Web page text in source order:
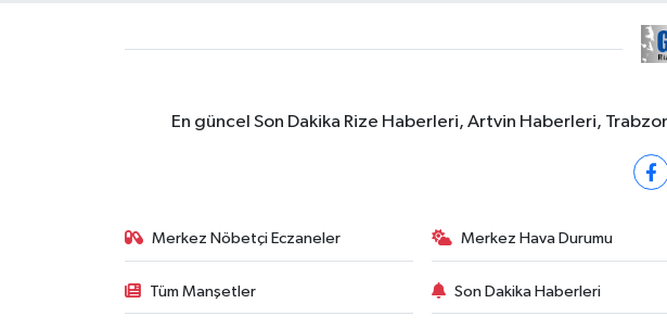
En güncel Son Dakika Rize Haberleri, Artvin Haberleri,
Merkez Nöbetçi Eczaneler Merkez Hava Durumu
Tüm Manşetler Son Dakika Haberleri